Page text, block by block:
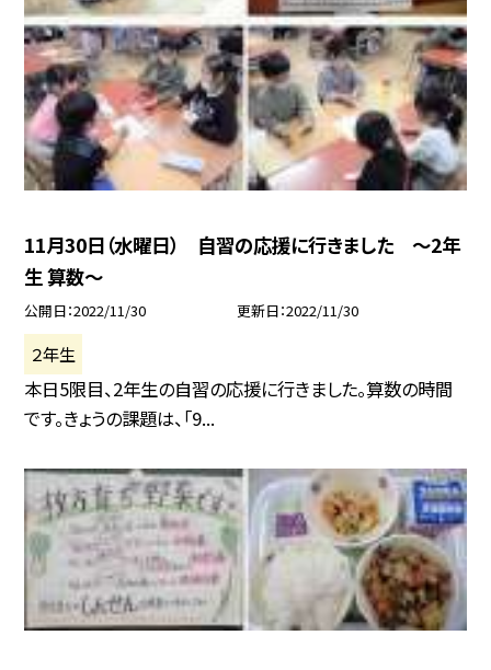
11月30日（水曜日） 自習の応援に行きました 〜2年
生 算数〜
公開日 2022/11/30 更新日 2022/11/30
２年生
本日5限目、2年生の自習の応援に行きました。算数の時間
です。きょうの課題は、「9...